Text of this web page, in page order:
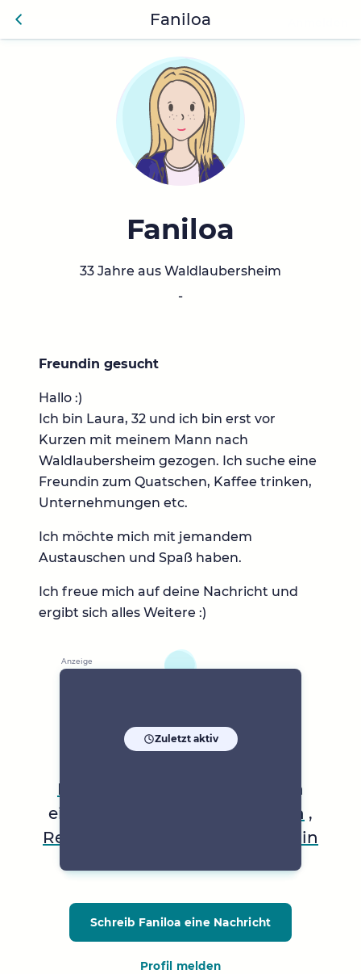
Zurü
Faniloa
Faniloa
33 Jahre aus Waldlaubersheim
-
Freundin gesucht
Hallo :)
Ich bin Laura, 32 und ich bin erst vor
Kurzen mit meinem Mann nach
Waldlaubersheim gezogen. Ich suche eine
Freundin zum Quatschen, Kaffee trinken,
Unternehmungen etc.
Ich möchte mich mit jemandem
Austauschen und Spaß haben.
Ich freue mich auf deine Nachricht und
ergibt sich alles Weitere :)
Zuletzt aktiv
Faniloa
ist auf der Suche nach
einer
Sportpartnerin ,
Reisepartnerin
Mailfreundin
Schreib Faniloa eine Nachricht
Profil melden